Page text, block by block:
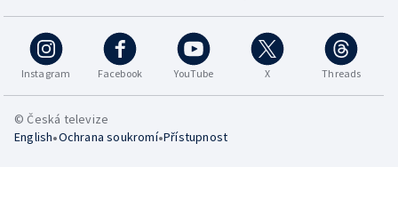
Instagram Facebook YouTube X Threads
© Česká televize
English•Ochrana soukromí•Přístupnost